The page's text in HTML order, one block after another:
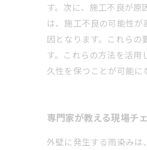
す。次に、施工不良が
は、施工不良の可能性
因となります。これら
す。これらの方法を活
久性を保つことが可能に
専門家が教える現場チ
外壁に発生する雨染み